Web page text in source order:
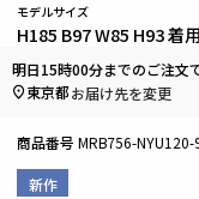
新作
モデルサイズ
H185 B97 W85 H93 着
商品番号 MRB756-NYU120-
明日15時00分までのご注文
東京都お届け先を変更